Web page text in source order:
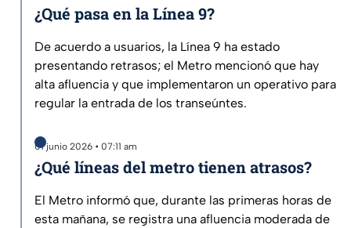
¿Qué pasa en la Línea 9?
De acuerdo a usuarios, la Línea 9 ha estado
presentando retrasos; el Metro mencionó que hay
alta afluencia y que implementaron un operativo para
regular la entrada de los transeúntes.
01 junio 2026 • 07:11 am
¿Qué líneas del metro tienen atrasos?
El Metro informó que, durante las primeras horas de
esta mañana, se registra una afluencia moderada de